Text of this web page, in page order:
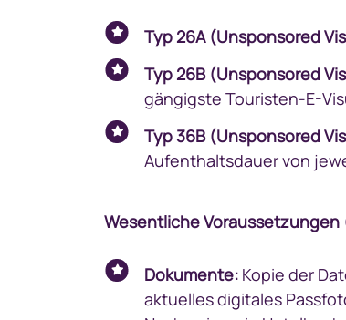
Typ 26A (Unsponsored
Typ 26B (Unsponsored
gängigste Touristen-E-
Typ 36B (Unsponsored
Aufenthaltsdauer von
Wesentliche Voraussetzungen
Dokumente: Kopie der
aktuelles digitales